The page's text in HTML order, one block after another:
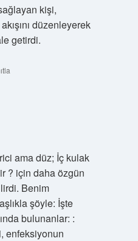
kişi,
düzenleyerek
getirdi.
ama düz; İç kulak
? için daha özgün
Benim
şöyle: İşte
bulunanlar: :
enfeksiyonun